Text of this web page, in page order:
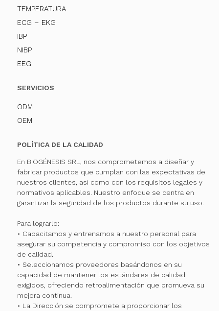
TEMPERATURA
ECG – EKG
IBP
NIBP
EEG
SERVICIOS
ODM
OEM
POLÍTICA DE LA CALIDAD
En BIOGÉNESIS SRL, nos comprometemos a diseñar y
fabricar productos que cumplan con las expectativas de
nuestros clientes, así como con los requisitos legales y
normativos aplicables. Nuestro enfoque se centra en
garantizar la seguridad de los productos durante su uso.
Para lograrlo:
• Capacitamos y entrenamos a nuestro personal para
asegurar su competencia y compromiso con los objetivos
de calidad.
• Seleccionamos proveedores basándonos en su
capacidad de mantener los estándares de calidad
exigidos, ofreciendo retroalimentación que promueva su
mejora continua.
• La Dirección se compromete a proporcionar los